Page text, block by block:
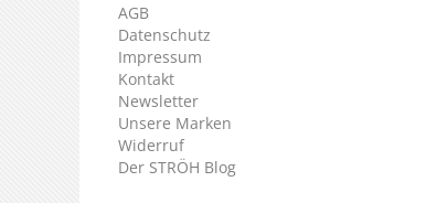
AGB
Datenschutz
Impressum
Kontakt
Newsletter
Unsere Marken
Widerruf
Der STRÖH Blog